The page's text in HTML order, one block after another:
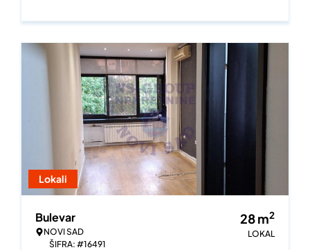
Lokali
Bulevar
NOVI SAD
ŠIFRA: #16491
28m2
LOKAL